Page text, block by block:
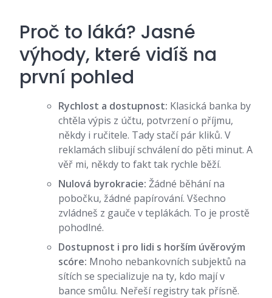
Proč to láká? Jasné
výhody, které vidíš na
první pohled
Rychlost a dostupnost: Klasická banka by
chtěla výpis z účtu, potvrzení o příjmu,
někdy i ručitele. Tady stačí pár kliků. V
reklamách slibují schválení do pěti minut. A
věř mi, někdy to fakt tak rychle běží.
Nulová byrokracie: Žádné běhání na
pobočku, žádné papírování. Všechno
zvládneš z gauče v teplákách. To je prostě
pohodlné.
Dostupnost i pro lidi s horším úvěrovým
scóre: Mnoho nebankovních subjektů na
sítích se specializuje na ty, kdo mají v
bance smůlu. Neřeší registry tak přísně.